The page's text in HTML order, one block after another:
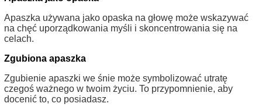
Apaszka używana jako opaska na głowę może wskazywać
na chęć uporządkowania myśli i skoncentrowania się na
celach.
Zgubiona apaszka
Zgubienie apaszki we śnie może symbolizować utratę
czegoś ważnego w twoim życiu. To przypomnienie, aby
docenić to, co posiadasz.